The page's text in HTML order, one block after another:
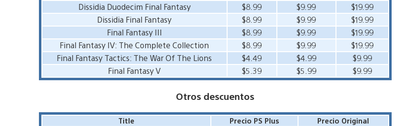
Dissidia Duodecim Final Fantasy
$8.99 $9.99
$19.99
Dissidia Final Fantasy
$8.99 $9.99
$19.99
Final Fantasy III
$8.99 $9.99
$19.99
Final Fantasy IV: The Complete Collection
$8.99 $9.99
$19.99
Final Fantasy Tactics: The War Of The Lions
$4.49 $4.99
$9.99
Final Fantasy V
$5.39 $5.99 $9.99
Otros descuentos
Title Precio PS Plus Precio Original